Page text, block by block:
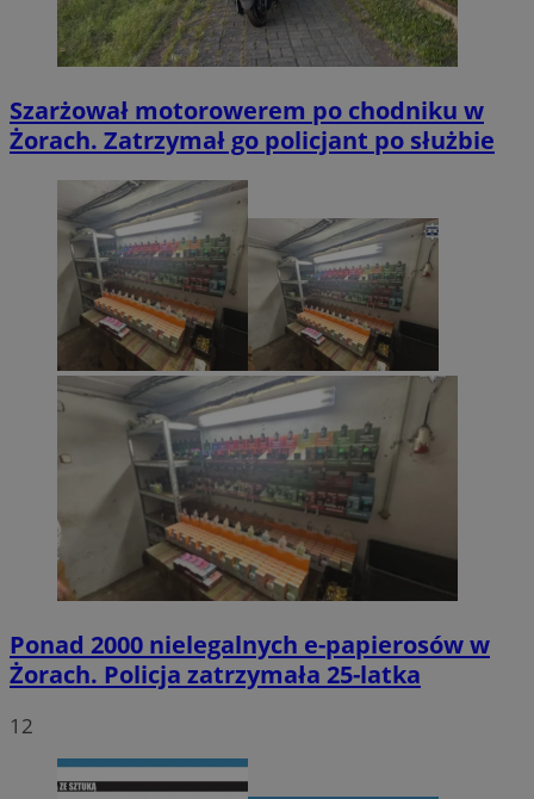
Szarżował motorowerem po chodniku w
Żorach. Zatrzymał go policjant po służbie
Ponad 2000 nielegalnych e-papierosów w
Żorach. Policja zatrzymała 25-latka
12